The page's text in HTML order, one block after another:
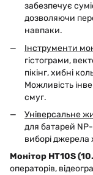
забезпечує
дозволяючи
навпаки.
Інструменти
гістограми,
пікінг, хибні
Можливість
смуг.
Універсальне
для батарей
виборі
Монітор HT10S
операторів,